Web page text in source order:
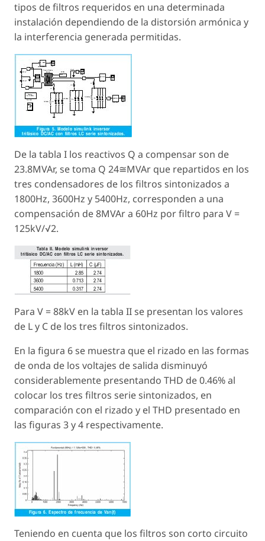
tipos de filtros requeridos en una determinada
instalación dependiendo de la distorsión armónica y
la interferencia generada permitidas.
De la tabla I los reactivos Q a compensar son de
23.8MVAr, se toma Q 24≅MVAr que repartidos en los
tres condensadores de los filtros sintonizados a
1800Hz, 3600Hz y 5400Hz, corresponden a una
compensación de 8MVAr a 60Hz por filtro para V =
125kV/√2.
Para V = 88kV en la tabla II se presentan los valores
de L y C de los tres filtros sintonizados.
En la figura 6 se muestra que el rizado en las formas
de onda de los voltajes de salida disminuyó
considerablemente presentando THD de 0.46% al
colocar los tres filtros serie sintonizados, en
comparación con el rizado y el THD presentado en
las figuras 3 y 4 respectivamente.
Teniendo en cuenta que los filtros son corto circuito